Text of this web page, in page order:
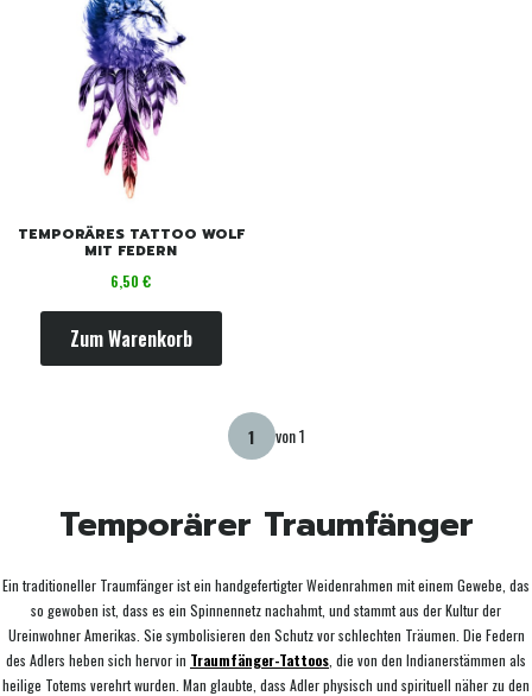
TEMPORÄRES TATTOO WOLF
MIT FEDERN
Preis
6,50 €
Zum Warenkorb
von 1
Temporärer Traumfänger
Ein traditioneller Traumfänger ist ein handgefertigter Weidenrahmen mit einem Gewebe, das
so gewoben ist, dass es ein Spinnennetz nachahmt, und stammt aus der Kultur der
Ureinwohner Amerikas. Sie symbolisieren den Schutz vor schlechten Träumen. Die Federn
des Adlers heben sich hervor in Traumfänger-Tattoos , die von den Indianerstämmen als
heilige Totems verehrt wurden. Man glaubte, dass Adler physisch und spirituell näher zu den